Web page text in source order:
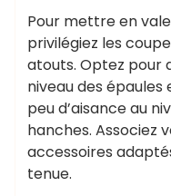
Pour mettre en
privilégiez les
atouts. Optez pour
niveau des
peu d’aisance au
hanches. Associez
accessoires
tenue.